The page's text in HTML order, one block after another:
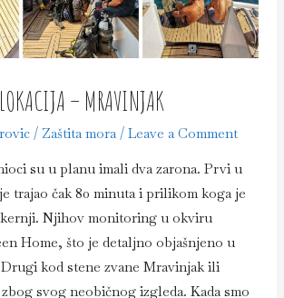
– MRAVINJAK
/ Zaštita mora/Leave a Comment
su u planu imali dva zarona. Prvi u
trajao čak 80 minuta i prilikom koga je
kernji. Njihov monitoring u okviru
Home, što je detaljno objašnjeno u
kod stene zvane Mravinjak ili
svog neobičnog izgleda. Kada smo